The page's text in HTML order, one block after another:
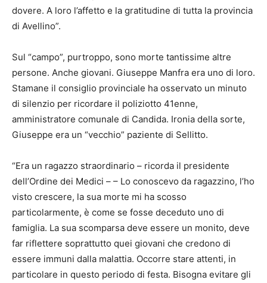
dovere. A loro l’affetto e la gratitudine di tutta la provincia
di Avellino”.
Sul “campo”, purtroppo, sono morte tantissime altre
persone. Anche giovani. Giuseppe Manfra era uno di loro.
Stamane il consiglio provinciale ha osservato un minuto
di silenzio per ricordare il poliziotto 41enne,
amministratore comunale di Candida. Ironia della sorte,
Giuseppe era un “vecchio” paziente di Sellitto.
“Era un ragazzo straordinario – ricorda il presidente
dell’Ordine dei Medici – – Lo conoscevo da ragazzino, l’ho
visto crescere, la sua morte mi ha scosso
particolarmente, è come se fosse deceduto uno di
famiglia. La sua scomparsa deve essere un monito, deve
far riflettere soprattutto quei giovani che credono di
essere immuni dalla malattia. Occorre stare attenti, in
particolare in questo periodo di festa. Bisogna evitare gli